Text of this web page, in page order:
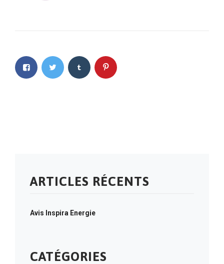
ARTICLES RÉCENTS
Avis Inspira Energie
CATÉGORIES